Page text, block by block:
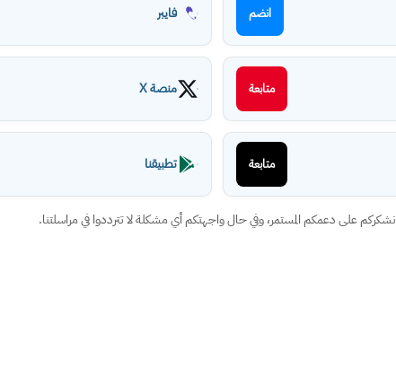
انضم فايبر
متابعة منصة X
متابعة تطبيقنا
نشكركم على دعمكم المستمر، وفي حال واجهتكم أي مشكلة لا تترددوا في مراسلتنا.